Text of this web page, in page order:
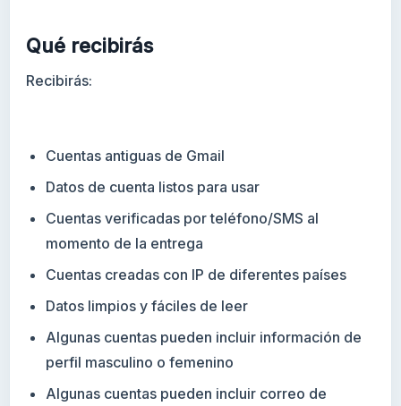
Qué recibirás
Recibirás:
Cuentas antiguas de Gmail
Datos de cuenta listos para usar
Cuentas verificadas por teléfono/SMS al
momento de la entrega
Cuentas creadas con IP de diferentes países
Datos limpios y fáciles de leer
Algunas cuentas pueden incluir información de
perfil masculino o femenino
Algunas cuentas pueden incluir correo de